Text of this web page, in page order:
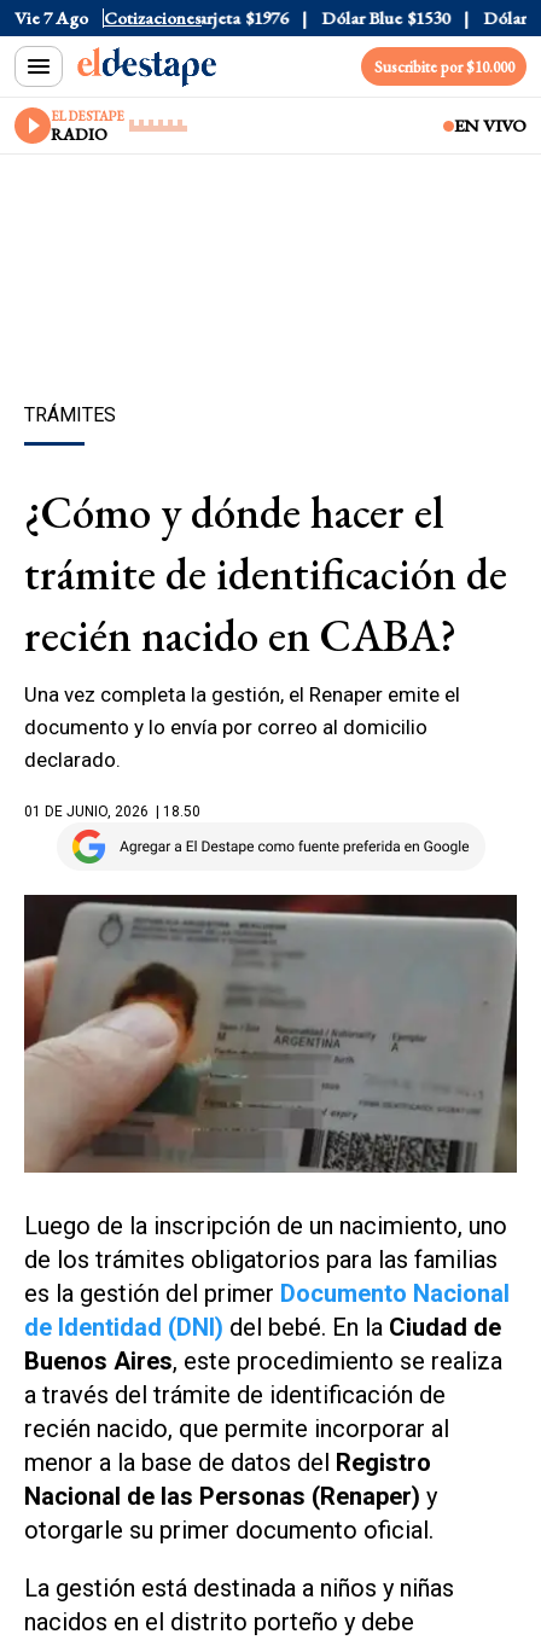
Vie 7 Ago Cotizaciones
$1520 Dólar Tarjeta $1976 Dólar Blue $1530 Dólar CCL
Suscribite por $10.000
EL DESTAPE
RADIO EN VIVO
TRÁMITES
¿Cómo y dónde hacer el
trámite de identificación de
recién nacido en CABA?
Una vez completa la gestión, el Renaper emite el
documento y lo envía por correo al domicilio
declarado.
01 DE JUNIO, 2026 | 18.50
Luego de la inscripción de un nacimiento, uno
de los trámites obligatorios para las familias
es la gestión del primer Documento Nacional
de Identidad (DNI) del bebé. En la Ciudad de
Buenos Aires, este procedimiento se realiza
a través del trámite de identificación de
recién nacido, que permite incorporar al
menor a la base de datos del Registro
Nacional de las Personas (Renaper) y
otorgarle su primer documento oficial.
La gestión está destinada a niños y niñas
nacidos en el distrito porteño y debe